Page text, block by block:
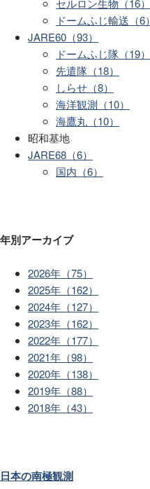
セルロン生物（16）
ドームふじ輸送（6）
JARE60（93）
ドームふじ隊（19）
先遣隊（18）
しらせ（8）
海洋観測（10）
海鷹丸（10）
昭和基地
JARE68（6）
国内（6）
年別アーカイブ
2026年（75）
2025年（162）
2024年（127）
2023年（162）
2022年（177）
2021年（98）
2020年（138）
2019年（88）
2018年（43）
日本の南極観測